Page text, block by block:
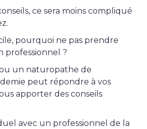
ce sera moins compliqué
pourquoi ne pas prendre
professionnel ?
un naturopathe de
peut répondre à vos
apporter des conseils
avec un professionnel de la